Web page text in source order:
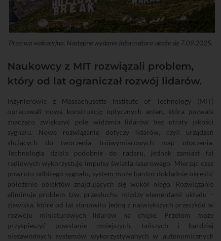
Przerwa wakacyjna. Następne wydanie Informatora ukaże się 7.09.2025.
Naukowcy z MIT rozwiązali problem,
który od lat ograniczał rozwój lidarów.
Inżynierowie z Massachusetts Institute of Technology (MIT)
opracowali nową konstrukcję optycznych anten, która pozwala
znacząco zwiększyć pole widzenia lidarów bez utraty jakości
sygnału. Nowe rozwiązanie dotyczy lidarów, czyli urządzeń
służących do tworzenia trójwymiarowych map otoczenia.
Technologia działa podobnie do radaru, jednak zamiast fal
radiowych wykorzystuje impulsy światła laserowego. Mierząc czas
powrotu odbitego sygnału, system może bardzo dokładnie określić
położenie obiektów znajdujących się wokół niego. Rozwiązanie
eliminuje problem tzw. przesłuchu między elementami układu –
zjawiska, które od lat stanowiło jedną z największych przeszkód w
rozwoju miniaturowych lidarów na chipie. Przełom może
przyspieszyć powstanie mniejszych, tańszych i bardziej
niezawodnych systemów wykorzystywanych w autonomicznych